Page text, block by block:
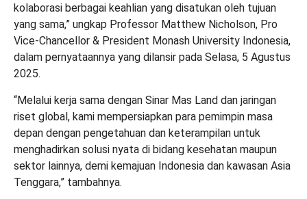
kolaborasi berbagai keahlian yang disatukan oleh tujuan
yang sama,” ungkap Professor Matthew Nicholson, Pro
Vice-Chancellor & President Monash University Indonesia,
dalam pernyataannya yang dilansir pada Selasa, 5 Agustus
2025.
“Melalui kerja sama dengan Sinar Mas Land dan jaringan
riset global, kami mempersiapkan para pemimpin masa
depan dengan pengetahuan dan keterampilan untuk
menghadirkan solusi nyata di bidang kesehatan maupun
sektor lainnya, demi kemajuan Indonesia dan kawasan Asia
Tenggara,” tambahnya.